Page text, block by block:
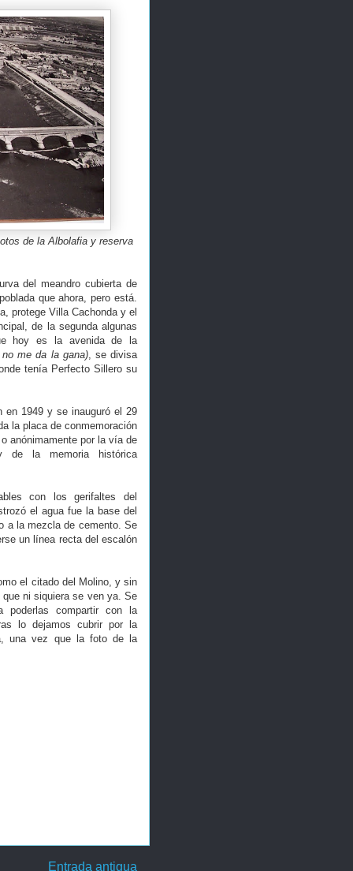
de la Albolafia y reserva
del meandro cubierta de
que ahora, pero está.
protege Villa Cachonda y el
de la segunda algunas
hoy es la avenida de la
me da la gana), se divisa
tenía Perfecto Sillero su
en 1949 y se inauguró el 29
la placa de conmemoración
anónimamente por la vía de
de la memoria histórica
con los gerifaltes del
el agua fue la base del
a la mezcla de cemento. Se
un línea recta del escalón
el citado del Molino, y sin
ni siquiera se ven ya. Se
poderlas compartir con la
lo dejamos cubrir por la
una vez que la foto de la
Entrada antigua